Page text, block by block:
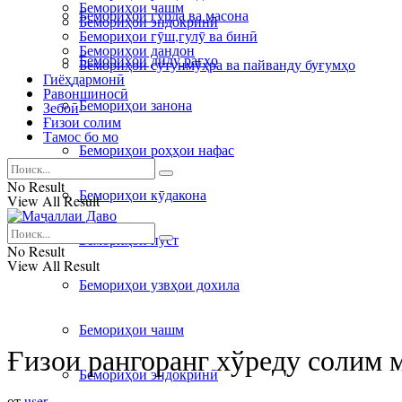
Бемориҳои гурда ва масона
Бемориҳои дилу рагҳо
Бемориҳои занона
Бемориҳои роҳҳои нафас
Бемориҳои кӯдакона
Бемориҳои пӯст
Бемориҳои узвҳои дохила
Бемориҳои чашм
Бемориҳои эндокринӣ
Бемориҳои чашм
Бемориҳои эндокринӣ
Бемориҳои гӯш,гулӯ ва бинӣ
Бемориҳои дандон
Бемориҳои сутунмӯҳра ва пайванду буғумҳо
Гиёҳдармонӣ
Равоншиносӣ
Зебоӣ
Ғизои солим
Тамос бо мо
No Result
View All Result
No Result
View All Result
Ғизои рангоранг хўреду солим